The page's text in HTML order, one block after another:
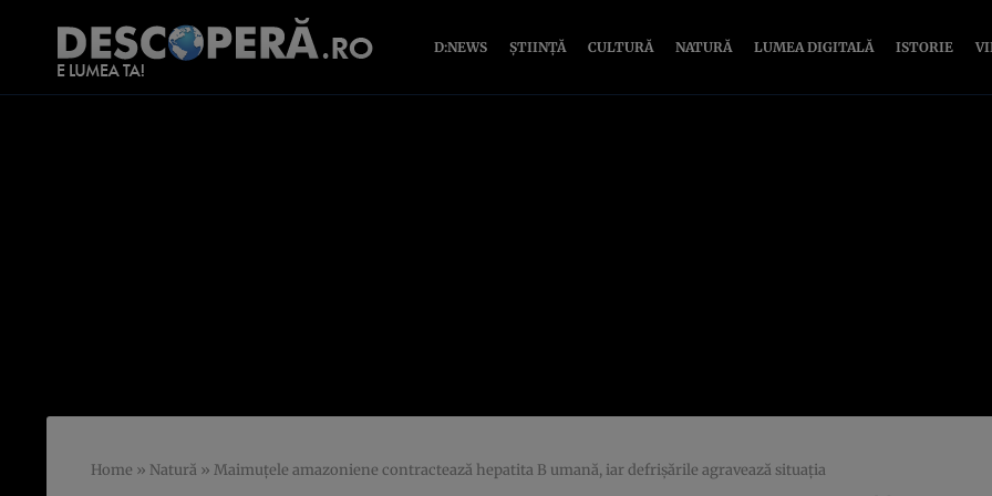
D:NEWS ȘTIINȚĂ CULTURĂ NATURĂ LUMEA DIGITALĂ ISTORIE
Home » Natură » Maimuțele amazoniene contractează hepatita B umană, iar defrișările agravează situația